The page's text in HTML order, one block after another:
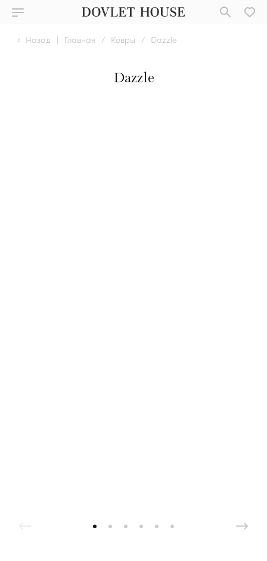
Назад | Главная / Ковры / Dazzle
Dazzle